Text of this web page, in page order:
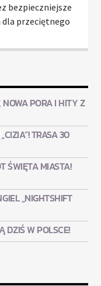
bezpieczniejsze
przeciętnego
PORA I HITY Z
TRASA 30
ŚWIĘTA MIASTA!
„NIGHTSHIFT
DZIŚ W POLSCE!